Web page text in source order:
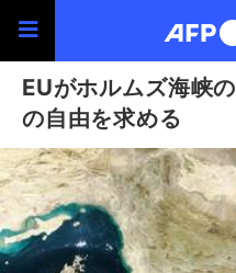
EUがホルムズ海峡
の自由を求める